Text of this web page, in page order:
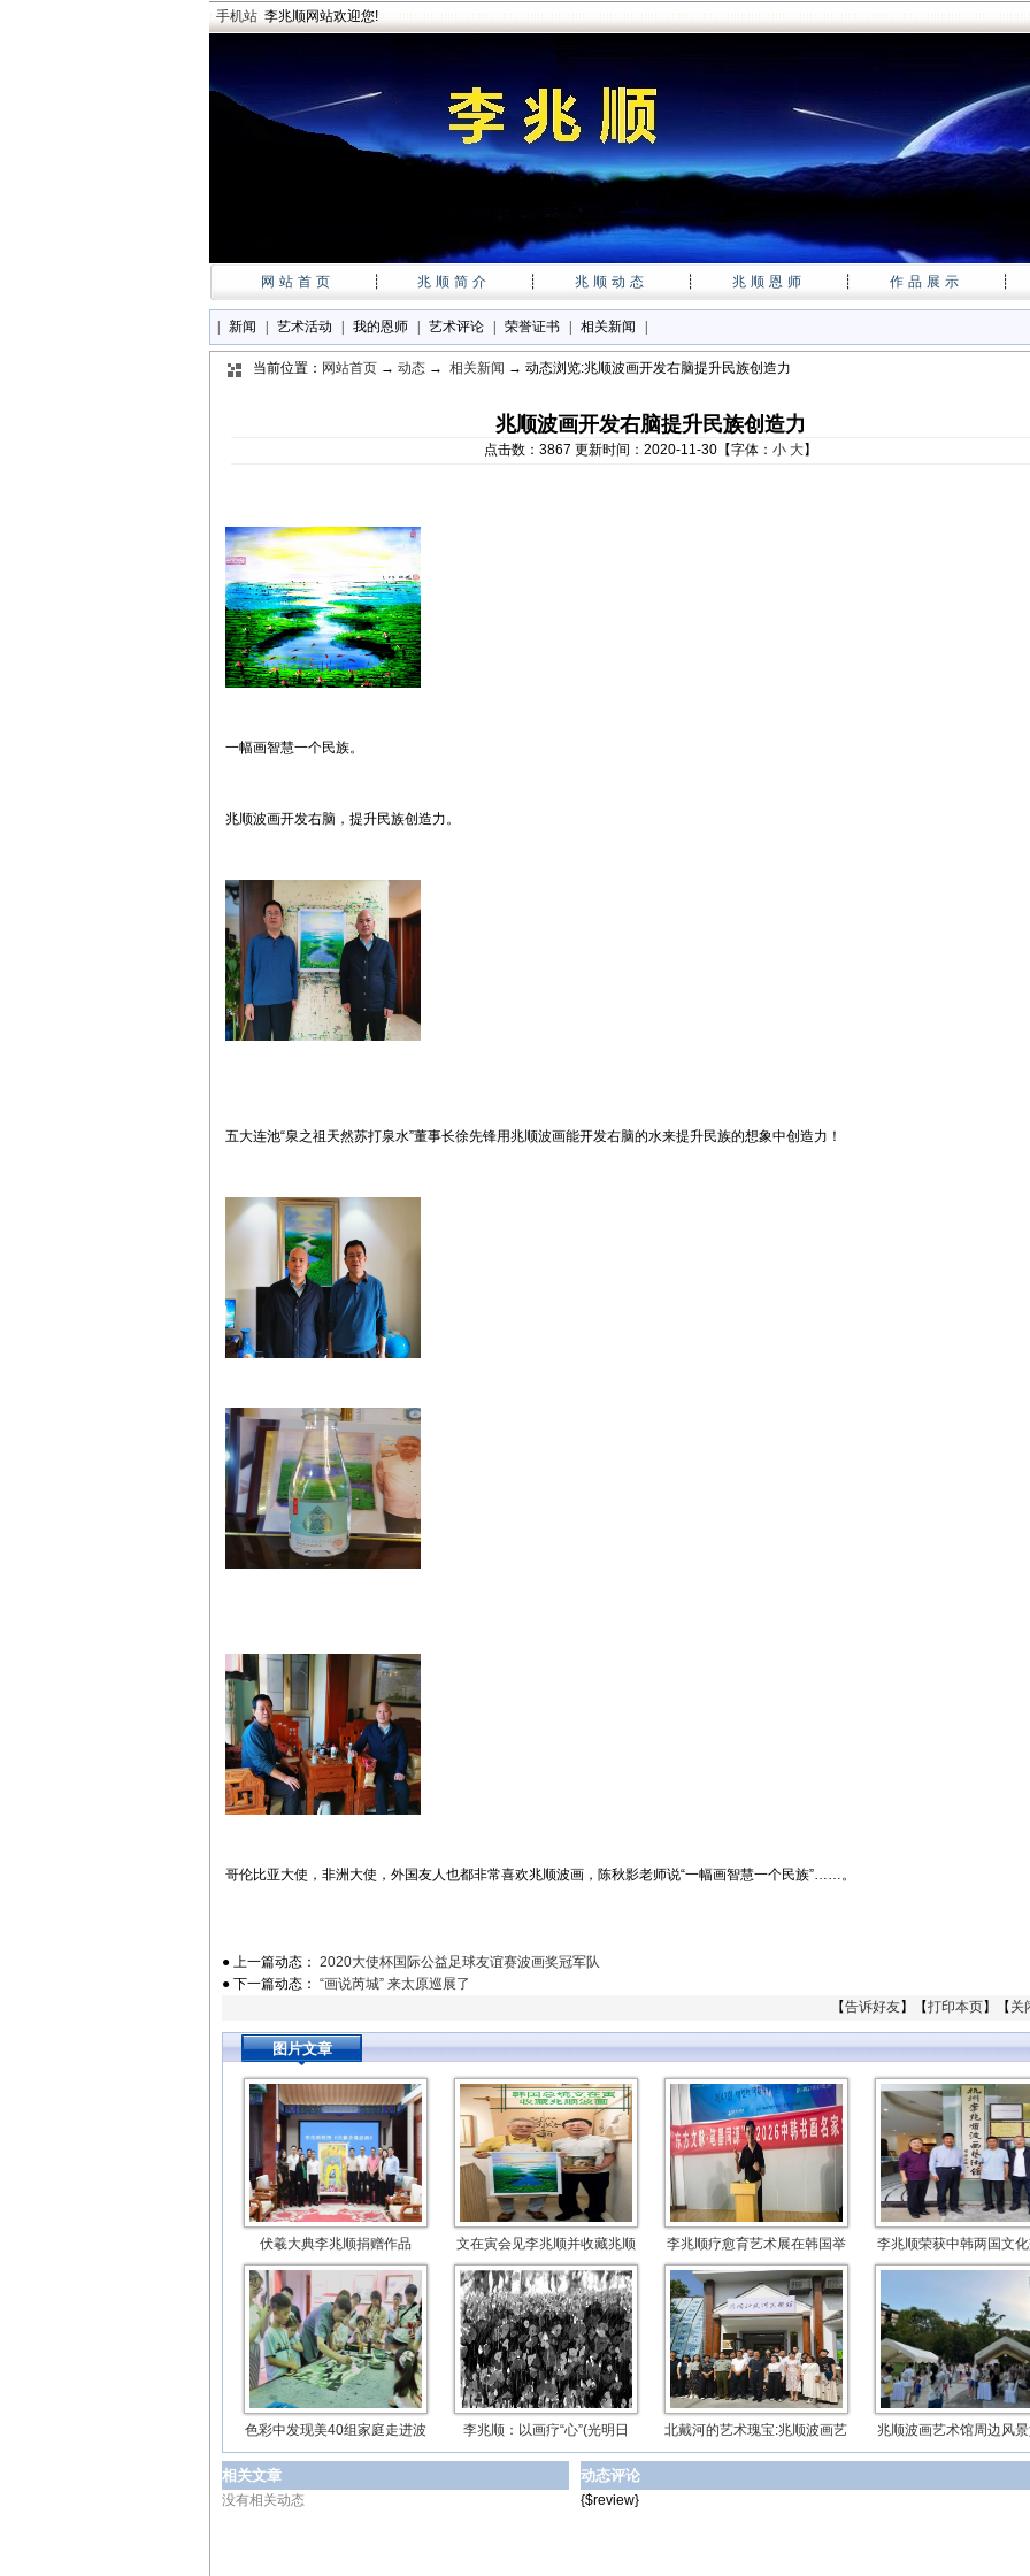
手机站李兆顺网站欢迎您!
网站首页 ┊ 兆顺简介 ┊ 兆顺动态 ┊ 兆顺恩师 ┊ 作品展示 ┊
新闻 艺术活动 我的恩师 艺术评论 荣誉证书 相关新闻
当前位置： 网站首页 → 动态 → 相关新闻 → 动态浏览:兆顺波画开发右脑提升民族创造力
兆顺波画开发右脑提升民族创造力
点击数：3867 更新时间：2020-11-30【字体： 小 大】
一幅画智慧一个民族。
兆顺波画开发右脑，提升民族创造力。
五大连池“泉之祖天然苏打泉水”董事长徐先锋用兆顺波画能开发右脑的水来提升民族的想象中创造力！
哥伦比亚大使，非洲大使，外国友人也都非常喜欢兆顺波画，陈秋影老师说“一幅画智慧一个民族”……。
● 上一篇动态： 2020大使杯国际公益足球友谊赛波画奖冠军队
● 下一篇动态： “画说芮城” 来太原巡展了
【告诉好友】【打印本页】【 关
图片文章
伏羲大典李兆顺捐赠作品 文在寅会见李兆顺并收藏兆顺 李兆顺疗愈育艺术展在韩国举 李兆顺荣获中韩两国文
色彩中发现美40组家庭走进波 李兆顺：以画疗“心”(光明日 北戴河的艺术瑰宝:兆顺波画艺 兆顺波画艺术馆周边风
相关文章
没有相关动态
动态评论
{$review}